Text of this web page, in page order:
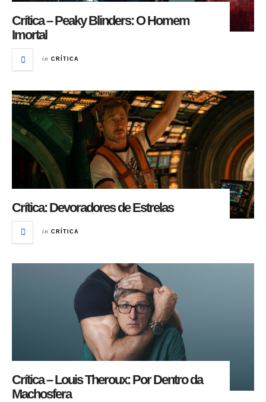
Crítica – Peaky Blinders: O Homem
Imortal
in CRÍTICA
Crítica: Devoradores de Estrelas
in CRÍTICA
Crítica – Louis Theroux: Por Dentro da
Machosfera